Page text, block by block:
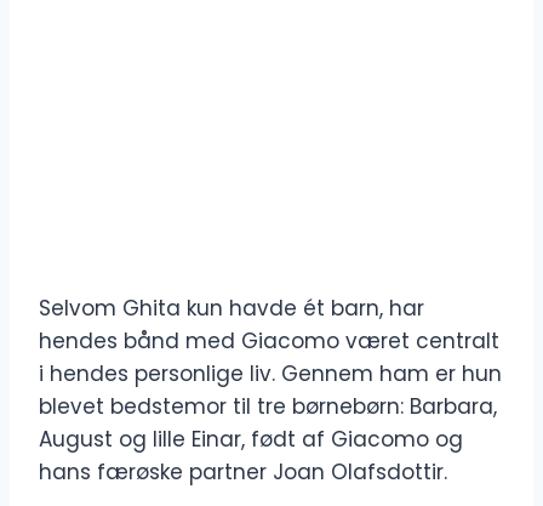
Selvom Ghita kun havde ét barn, har
hendes bånd med Giacomo været centralt
i hendes personlige liv. Gennem ham er hun
blevet bedstemor til tre børnebørn: Barbara,
August og lille Einar, født af Giacomo og
hans færøske partner Joan Olafsdottir.